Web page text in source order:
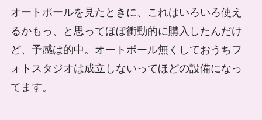
オートポールを見たときに、これはいろいろ使え
るかもっ、と思ってほぼ衝動的に購入したんだけ
ど、予感は的中。オートポール無くしておうちフ
ォトスタジオは成立しないってほどの設備になっ
てます。